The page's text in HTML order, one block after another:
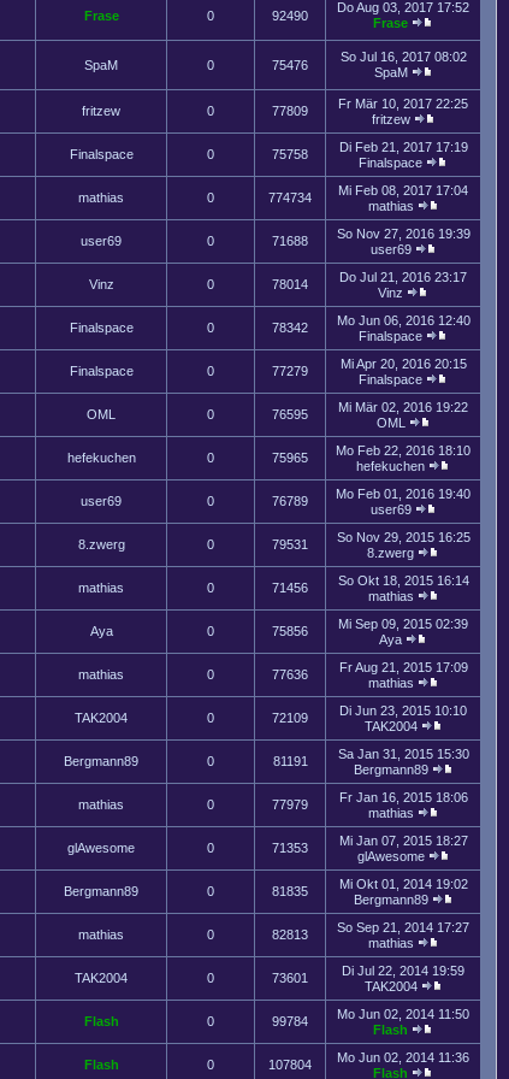
Frase 0 92490
Do Aug 03, 2017 17:52
Frase
SpaM 0 75476
So Jul 16, 2017 08:02
SpaM
fritzew 0 77809
Fr Mär 10, 2017 22:25
fritzew
Finalspace 0 75758
Di Feb 21, 2017 17:19
Finalspace
mathias 0 774734
Mi Feb 08, 2017 17:04
mathias
user69 0 71688
So Nov 27, 2016 19:39
user69
Vinz 0 78014
Do Jul 21, 2016 23:17
Vinz
Finalspace 0 78342
Mo Jun 06, 2016 12:40
Finalspace
Finalspace 0 77279
Mi Apr 20, 2016 20:15
Finalspace
OML 0 76595
Mi Mär 02, 2016 19:22
OML
hefekuchen 0 75965
Mo Feb 22, 2016 18:10
hefekuchen
user69 0 76789
Mo Feb 01, 2016 19:40
user69
8.zwerg 0 79531
So Nov 29, 2015 16:25
8.zwerg
mathias 0 71456
So Okt 18, 2015 16:14
mathias
Aya 0 75856
Mi Sep 09, 2015 02:39
Aya
mathias 0 77636
Fr Aug 21, 2015 17:09
mathias
TAK2004 0 72109
Di Jun 23, 2015 10:10
TAK2004
Bergmann89 0 81191
Sa Jan 31, 2015 15:30
Bergmann89
mathias 0 77979
Fr Jan 16, 2015 18:06
mathias
glAwesome 0 71353
Mi Jan 07, 2015 18:27
glAwesome
Bergmann89 0 81835
Mi Okt 01, 2014 19:02
Bergmann89
mathias 0 82813
So Sep 21, 2014 17:27
mathias
TAK2004 0 73601
Di Jul 22, 2014 19:59
TAK2004
Flash 0 99784
Mo Jun 02, 2014 11:50
Flash
Flash 0 107804
Mo Jun 02, 2014 11:36
Flash